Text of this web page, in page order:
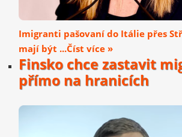
Imigranti pašovaní do Itálie přes
mají být ...Číst více »
Finsko chce zastavit
přímo na hranicích